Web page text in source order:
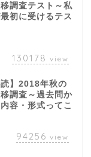
調査テスト～私
初に受けるテス
130178 view
読】2018年秋の
調査～過去問か
容・形式ってこ
94256 view